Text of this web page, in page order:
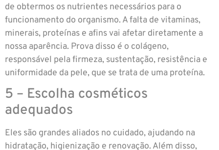
de obtermos os nutrientes necessários para o
funcionamento do organismo. A falta de vitaminas,
minerais, proteínas e afins vai afetar diretamente a
nossa aparência. Prova disso é o colágeno,
responsável pela firmeza, sustentação, resistência e
uniformidade da pele, que se trata de uma proteína.
5 – Escolha cosméticos
adequados
Eles são grandes aliados no cuidado, ajudando na
hidratação, higienização e renovação. Além disso,